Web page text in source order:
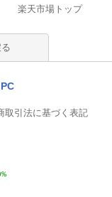
楽天市場トップ
PC
取引法に基づく表記